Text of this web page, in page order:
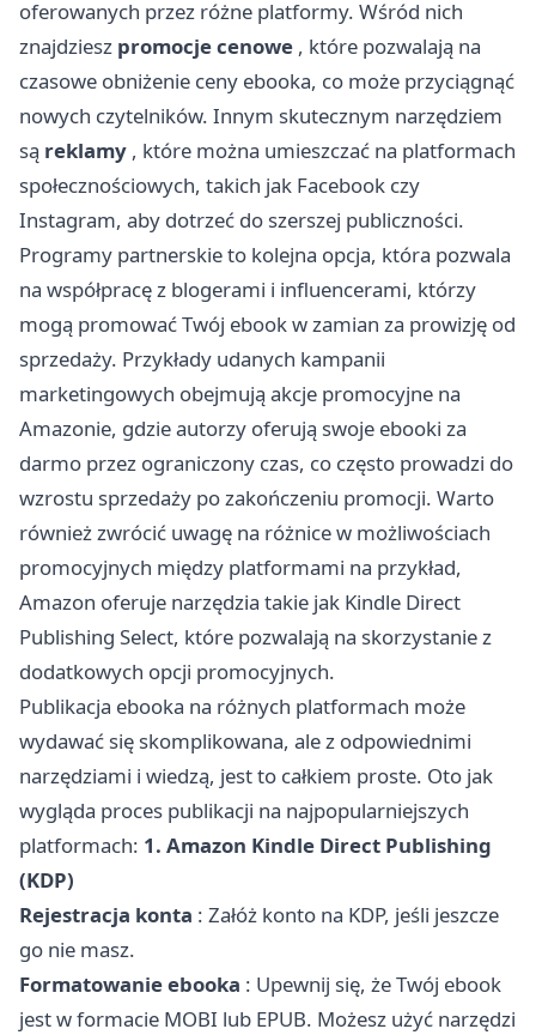
oferowanych przez różne platformy. Wśród nich
znajdziesz promocje cenowe , które pozwalają na
czasowe obniżenie ceny ebooka, co może przyciągnąć
nowych czytelników. Innym skutecznym narzędziem
są reklamy , które można umieszczać na platformach
społecznościowych, takich jak Facebook czy
Instagram, aby dotrzeć do szerszej publiczności.
Programy partnerskie to kolejna opcja, która pozwala
na współpracę z blogerami i influencerami, którzy
mogą promować Twój ebook w zamian za prowizję od
sprzedaży. Przykłady udanych kampanii
marketingowych obejmują akcje promocyjne na
Amazonie, gdzie autorzy oferują swoje ebooki za
darmo przez ograniczony czas, co często prowadzi do
wzrostu sprzedaży po zakończeniu promocji. Warto
również zwrócić uwagę na różnice w możliwościach
promocyjnych między platformami na przykład,
Amazon oferuje narzędzia takie jak Kindle Direct
Publishing Select, które pozwalają na skorzystanie z
dodatkowych opcji promocyjnych.
Publikacja ebooka na różnych platformach może
wydawać się skomplikowana, ale z odpowiednimi
narzędziami i wiedzą, jest to całkiem proste. Oto jak
wygląda proces publikacji na najpopularniejszych
platformach: 1. Amazon Kindle Direct Publishing
(KDP)
Rejestracja konta : Załóż konto na KDP, jeśli jeszcze
go nie masz.
Formatowanie ebooka : Upewnij się, że Twój ebook
jest w formacie MOBI lub EPUB. Możesz użyć narzędzi